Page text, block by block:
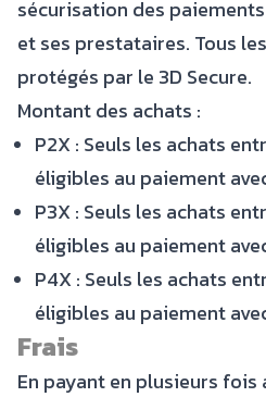
sécurisation des
et ses prestataires. Tous
protégés par le 3D Secure.
Montant des achats :
P2X : Seuls les achats
éligibles au paiement
P3X : Seuls les achats
éligibles au paiement
P4X : Seuls les achats
éligibles au paiement
Frais
En payant en plusieurs fois